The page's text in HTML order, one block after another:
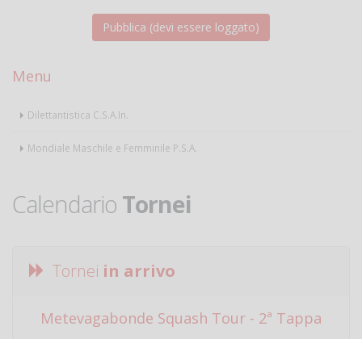
Menu
Dilettantistica C.S.A.In.
Mondiale Maschile e Femminile P.S.A.
Calendario Tornei
Tornei in arrivo
Metevagabonde Squash Tour - 2ª Tappa